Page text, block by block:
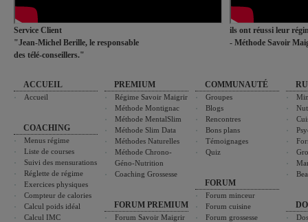
Service Client
"Jean-Michel Berille, le responsable
des télé-conseillers."
ils ont réussi leur
- Méthode Savoir
ACCUEIL
Accueil
COACHING
Menus régime
Liste de courses
Suivi des mensurations
Réglette de régime
Exercices physiques
Compteur de calories
Calcul poids idéal
Calcul IMC
PREMIUM
Régime Savoir Maigrir
Méthode Montignac
Méthode MentalSlim
Méthode Slim Data
Méthodes Naturelles
Méthode Chrono-
Géno-Nutrition
Coaching Grossesse
FORUM PREMIUM
Forum Savoir Maigrir
COMMUNAUTÉ
Groupes
Blogs
Rencontres
Bons plans
Témoignages
Quiz
FORUM
Forum minceur
Forum cuisine
Forum grossesse